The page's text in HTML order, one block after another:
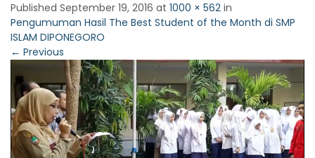
Published September 19, 2016 at 1000 × 562 in
Pengumuman Hasil The Best Student of the Month di SMP
ISLAM DIPONEGORO
← Previous